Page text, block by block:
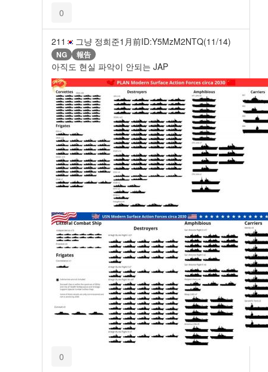
0
211 그냥 정희준1月前ID:Y5MzM2NTQ(11/14)
NG 報告
아직도 현실 파악이 안되는 JAP
0